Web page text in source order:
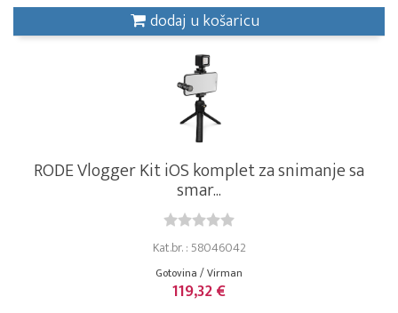
dodaj u košaricu
RODE Vlogger Kit iOS komplet za snimanje sa
smar...
Kat.br. : 58046042
Gotovina / Virman
119,32 €